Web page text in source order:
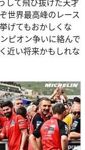
世界最高峰のレース
げてもおかしくな
ピオン争いに絡んで
近い将来かもしれな